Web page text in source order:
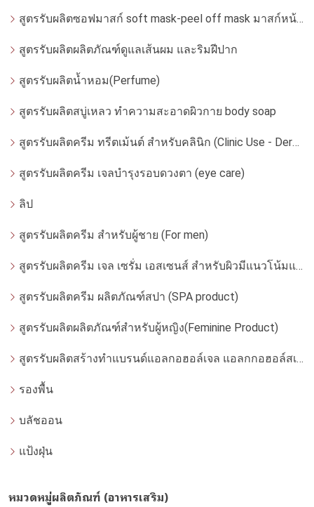
สูตรรับผลิตซอฟมาสก์ soft mask-peel off mask มาสก์หน้ากากอ่อน
สูตรรับผลิตผลิตภัณฑ์ดูแลเส้นผม และริมฝีปาก
สูตรรับผลิตน้ำหอม(Perfume)
สูตรรับผลิตสบู่เหลว ทำความสะอาดผิวกาย body soap
สูตรรับผลิตครีม ทรีตเม้นต์ สำหรับคลินิก (Clinic Use - Dermatologist)
สูตรรับผลิตครีม เจลบำรุงรอบดวงตา (eye care)
ลิป
สูตรรับผลิตครีม สำหรับผู้ชาย (For men)
สูตรรับผลิตครีม เจล เซรั่ม เอสเซนส์ สำหรับผิวมีแนวโน้มแพ้ง่าย
สูตรรับผลิตครีม ผลิตภัณฑ์สปา (SPA product)
สูตรรับผลิตผลิตภัณฑ์สำหรับผู้หญิง(Feminine Product)
สูตรรับผลิตสร้างทำแบรนด์แอลกอฮอล์เจล แอลกกอฮอล์สเปรย์ ล้างมือ
รองพื้น
บลัชออน
แป้งฝุ่น
หมวดหมู่ผลิตภัณฑ์ (อาหารเสริม)